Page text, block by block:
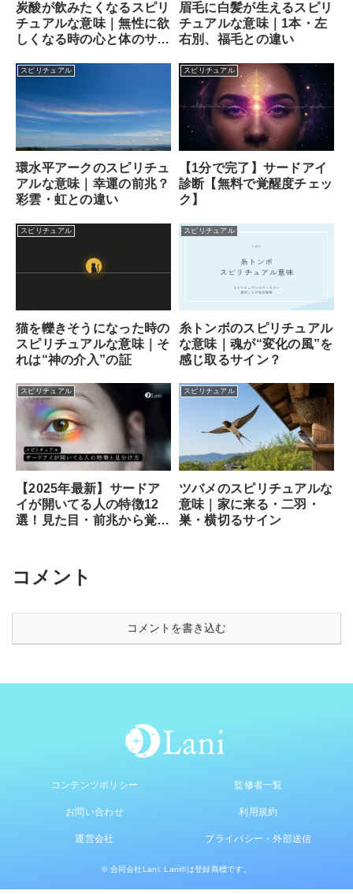
炭酸が飲みたくなるスピリ
チュアルな意味｜無性に欲
しくなる時の心と体のサイ
眉毛に白髪が生えるスピリ
チュアルな意味｜1本・左
右別、福毛との違い
スピリチュアル
環水平アークのスピリチュ
アルな意味｜幸運の前兆？
彩雲・虹との違い
スピリチュアル
【1分で完了】サードアイ
診断【無料で覚醒度チェッ
ク】
スピリチュアル
猫を轢きそうになった時の
スピリチュアルな意味｜そ
れは“神の介入”の証
スピリチュアル
糸トンボのスピリチュアル
な意味｜魂が“変化の風”を
感じ取るサイン？
スピリチュアル
【2025年最新】サードア
イが開いてる人の特徴12
選！見た目・前兆から覚醒
スピリチュアル
ツバメのスピリチュアルな
意味｜家に来る・二羽・
巣・横切るサイン
コメント
コメントを書き込む
コンテンツポリシー 監修者一覧
お問い合わせ 利用規約
運営会社 プライバシー・外部送信
© 合同会社Lani. Lani®は登録商標です。